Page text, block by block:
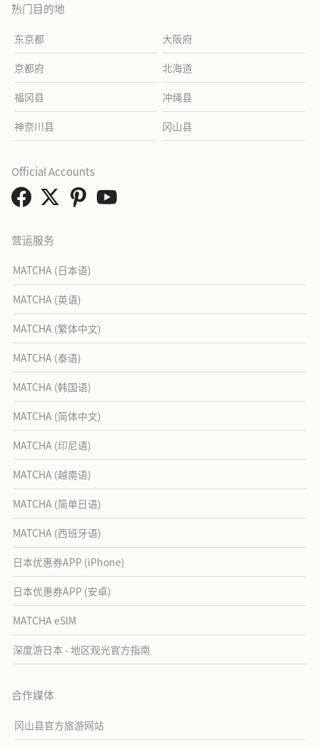
热门目的地
东京都 大阪府
京都府 北海道
福冈县 冲绳县
神奈川县 冈山县
营运服务
MATCHA (日本语)
MATCHA (英语)
MATCHA (繁体中文)
MATCHA (泰语)
MATCHA (韩国语)
MATCHA (简体中文)
MATCHA (印尼语)
MATCHA (越南语)
MATCHA (简单日语)
MATCHA (西班牙语)
日本优惠券APP (iPhone)
日本优惠券APP (安卓)
MATCHA eSIM
深度游日本 - 地区观光官方指南
合作媒体
冈山县官方旅游网站
Official Accounts